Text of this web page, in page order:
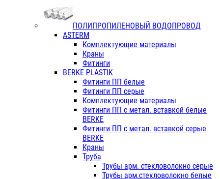
ПОЛИПРОПИЛЕНОВЫЙ ВОДОПРОВОД
ASTERM
Комплектующие материалы
Краны
Фитинги
BERKE PLASTIK
Фитинги ПП белые
Фитинги ПП серые
Комплектующие материалы
Фитинги ПП с метал. вставкой белые
BERKE
Фитинги ПП с метал. вставкой серые
BERKE
Краны
Труба
Трубы арм. стекловолокно серые
Трубы арм.стекловолокно белые